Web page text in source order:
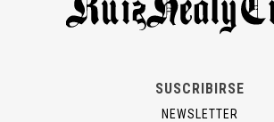
SUSCRIBIRSE
NEWSLETTER